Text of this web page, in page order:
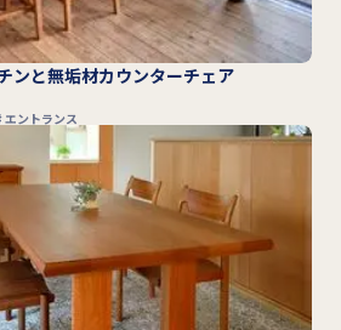
ンと無垢材カウンターチェア
エントランス